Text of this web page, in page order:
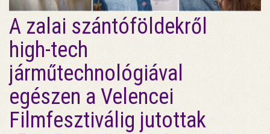
A zalai szántóföldekről
high-tech
járműtechnológiával
egészen a Velencei
Filmfesztiválig jutottak